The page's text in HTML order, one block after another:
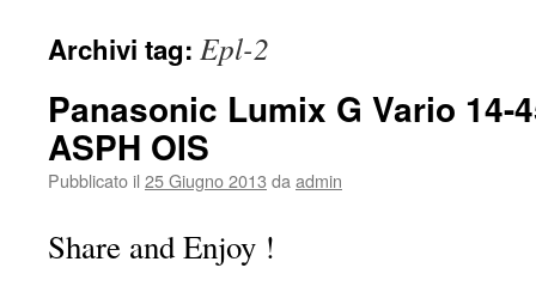
Archivi tag: Epl-2
Panasonic Lumix G Vario 14-
ASPH OIS
Pubblicato il 25 Giugno 2013 da admin
Share and Enjoy !